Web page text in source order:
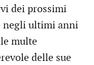
dei prossimi
negli ultimi anni
multe
delle sue